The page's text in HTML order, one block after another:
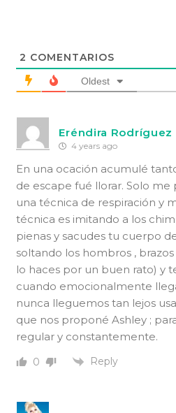
2 COMENTARIOS
Oldest
Eréndira Rodríguez
4 years ago
En una ocación acumulé
de escape fué llorar. Solo
una técnica de respiración y
técnica es imitando a los
pienas y sacudes tu cuerpo
soltando los hombros ,
lo haces por un buen rato) y
cuando emocionalmente
nunca lleguemos tan lejos
que nos proponé Ashley ;
regular y constantemente.
0 Reply